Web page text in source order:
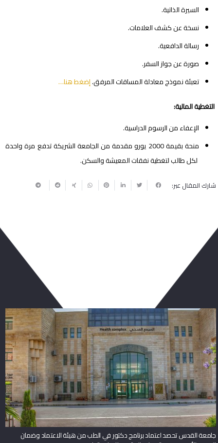
السيرة الذاتية.
نسخة عن كشف العلامات.
رسالة الدافعية.
صورة عن جواز السفر.
تعبئة نموذج معادلة المساقات المرفق.إضغط هنا…
التغطية المالية:
الإعفاء من الرسوم الدراسية.
منحة بقيمة 2000 يورو مقدمة من الجامعة الشريكة تدفع مرة واحدة
لكل طالب لتغطية نفقات المعيشة والسكن.
شارك المقال عبر:
جامعة القدس تحصد اعتماد برنامج دكتور في الطب من هيئة الاعتماد وضمان